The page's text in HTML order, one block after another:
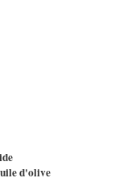
d'olive